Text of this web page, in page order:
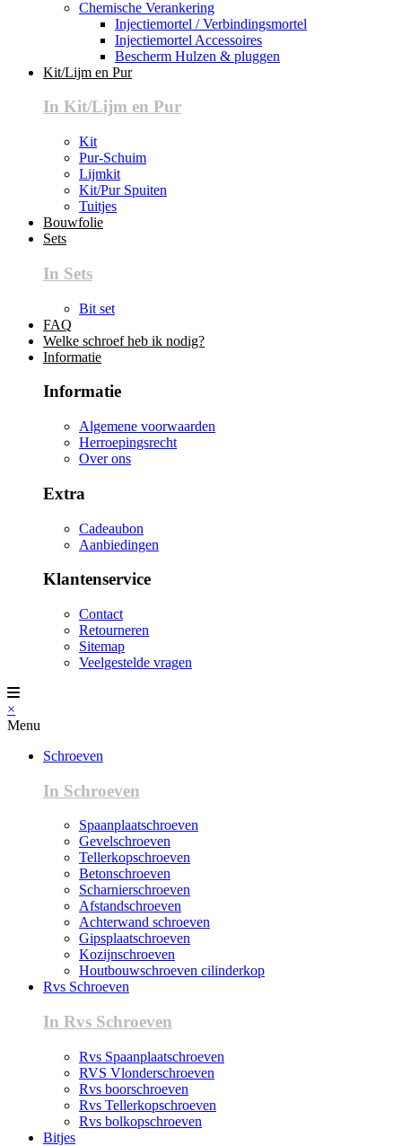
Chemische Verankering
Injectiemortel / Verbindingsmortel
Injectiemortel Accessoires
Bescherm Hulzen & pluggen
Kit/Lijm en Pur
In Kit/Lijm en Pur
Kit
Pur-Schuim
Lijmkit
Kit/Pur Spuiten
Tuitjes
Bouwfolie
Sets
In Sets
Bit set
FAQ
Welke schroef heb ik nodig?
Informatie
Informatie
Algemene voorwaarden
Herroepingsrecht
Over ons
Extra
Cadeaubon
Aanbiedingen
Klantenservice
Contact
Retourneren
Sitemap
Veelgestelde vragen
×
Menu
Schroeven
In Schroeven
Spaanplaatschroeven
Gevelschroeven
Tellerkopschroeven
Betonschroeven
Scharnierschroeven
Afstandschroeven
Achterwand schroeven
Gipsplaatschroeven
Kozijnschroeven
Houtbouwschroeven cilinderkop
Rvs Schroeven
In Rvs Schroeven
Rvs Spaanplaatschroeven
RVS Vlonderschroeven
Rvs boorschroeven
Rvs Tellerkopschroeven
Rvs bolkopschroeven
Bitjes